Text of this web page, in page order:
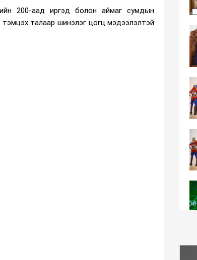
200-аад иргэд болон аймаг сумдын
талаар шинэлэг цогц мэдээлэлтэй